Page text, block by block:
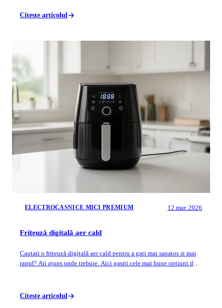
Citeste articolul
ELECTROCASNICE MICI PREMIUM 12 mar. 2026
Friteuză digitală aer cald
Cautati o friteuză digitală aer cald pentru a gati mai sanatos si mai
rapid? Ati ajuns unde trebuie. Aici gasiti cele mai bune optiuni de
Citeste articolul